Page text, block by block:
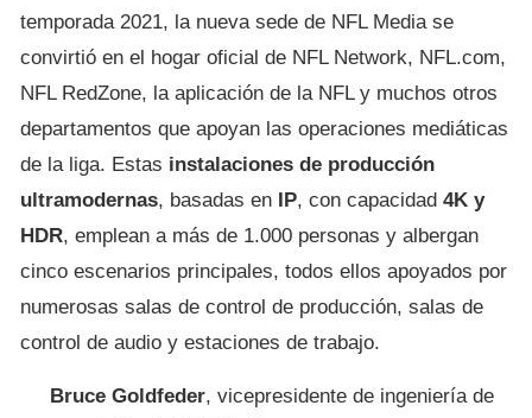
temporada 2021, la nueva sede de NFL Media se
convirtió en el hogar oficial de NFL Network, NFL.com,
NFL RedZone, la aplicación de la NFL y muchos otros
departamentos que apoyan las operaciones mediáticas
de la liga. Estas instalaciones de producción
ultramodernas, basadas en IP, con capacidad 4K y
HDR, emplean a más de 1.000 personas y albergan
cinco escenarios principales, todos ellos apoyados por
numerosas salas de control de producción, salas de
control de audio y estaciones de trabajo.
Bruce Goldfeder, vicepresidente de ingeniería de